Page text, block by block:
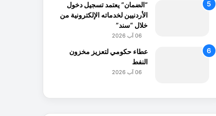
“الضمان” يعتمد تسجيل دخول
الأردنيين لخدماته الإلكترونية من
خلال “سند”
06 آب 2026
عطاء حكومي لتعزيز مخزون
النفط
06 آب 2026